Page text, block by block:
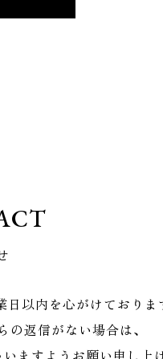
CT
以内を心がけておりま
返信がない場合は、
ますようお願い申し上